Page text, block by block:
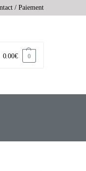
/ Paiement
0.00€ 0